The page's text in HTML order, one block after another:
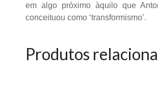
em algo próximo àquilo que
conceituou como ‘transformismo’.
Produtos